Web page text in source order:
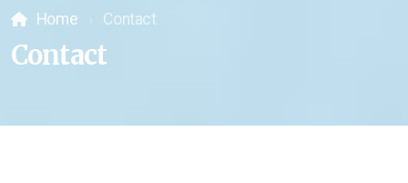
Home Contact
Contact